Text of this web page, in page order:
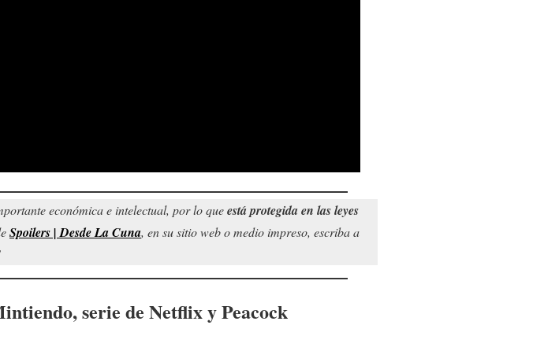
económica e intelectual, por lo queestá protegida en las leyes
Spoilers | Desde La Cuna, en su sitio web o medio impreso, escriba a
, serie de Netflix y Peacock